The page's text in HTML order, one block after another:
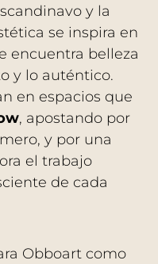
y la
se inspira en
encuentra belleza
y lo auténtico.
en espacios que
, apostando por
y por una
el trabajo
de cada
Obboart como